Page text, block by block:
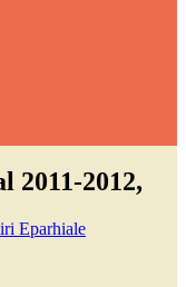
2011-2012,
Eparhiale